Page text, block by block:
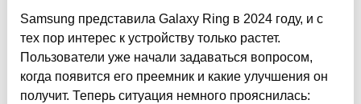
Samsung представила Galaxy Ring в 2024 году, и с
тех пор интерес к устройству только растет.
Пользователи уже начали задаваться вопросом,
когда появится его преемник и какие улучшения он
получит. Теперь ситуация немного прояснилась: